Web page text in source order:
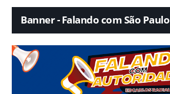
Banner - Falando com São Paulo